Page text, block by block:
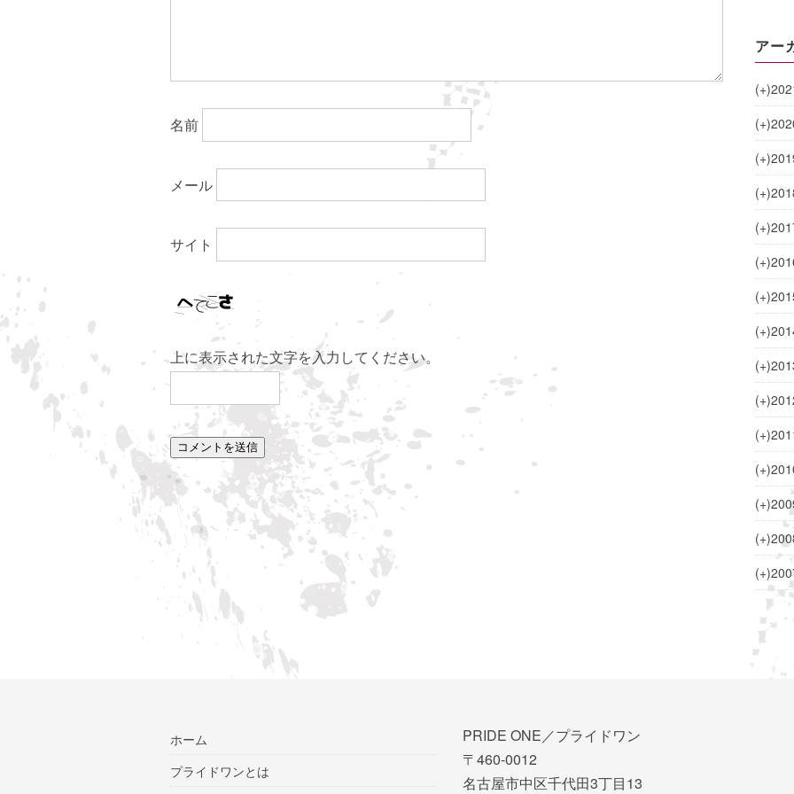
名前
メール
サイト
上に表示された文字を入力してください。
アー
(+)
(+)
(+)
(+)
(+)
(+)
(+)
(+)
(+)
(+)
(+)
(+)
(+)
(+)
(+)
ホーム
プライドワンとは
PRIDE ONE／プライドワン
〒460-0012
名古屋市中区千代田3丁目13